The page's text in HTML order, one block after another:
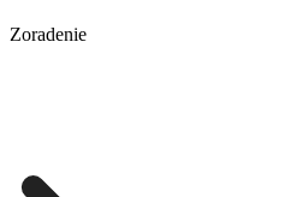
Zoradenie